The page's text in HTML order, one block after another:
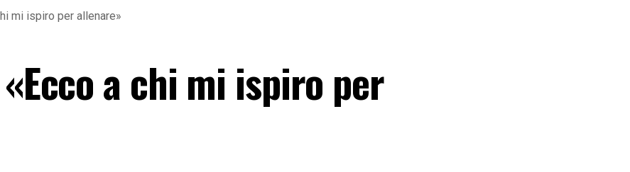
mi ispiro per allenare»
a chi mi ispiro per